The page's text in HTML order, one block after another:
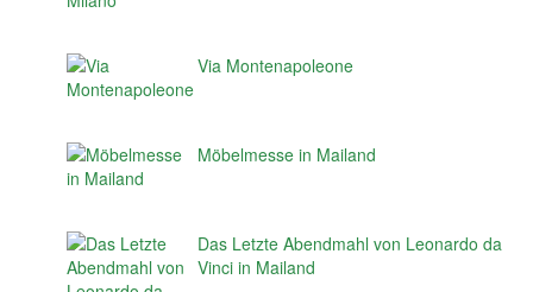
Via Montenapoleone
Möbelmesse in Mailand
Das Letzte Abendmahl von Leonardo da
Vinci in Mailand